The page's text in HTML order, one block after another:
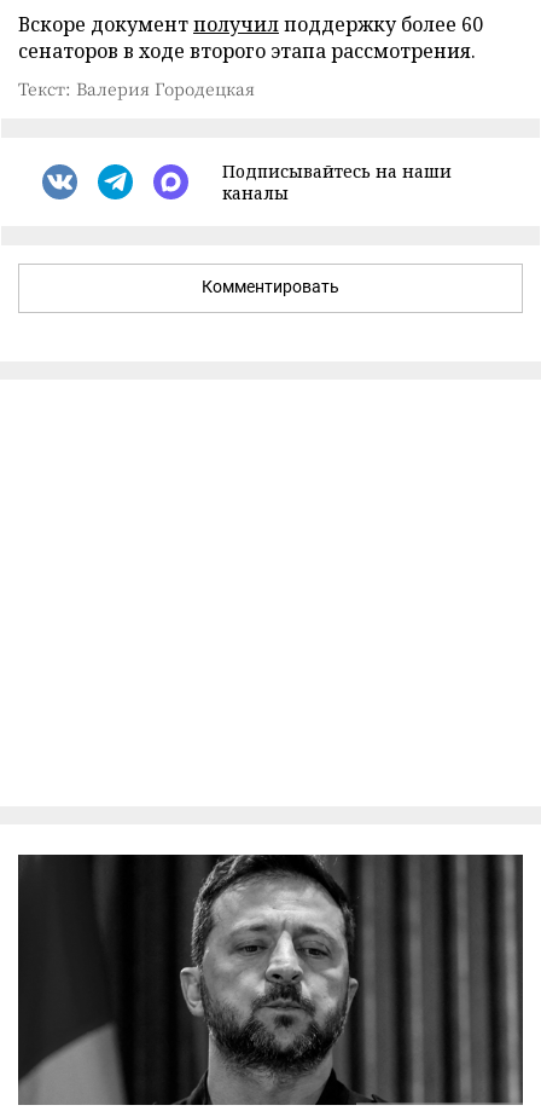
Вскоре документполучилподдержку более 60
сенаторов в ходе второго этапа рассмотрения.
Текст: Валерия Городецкая
Подписывайтесь на наши
каналы
Комментировать